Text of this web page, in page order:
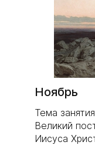
Ноябрь
Тема
Великий
Иисуса